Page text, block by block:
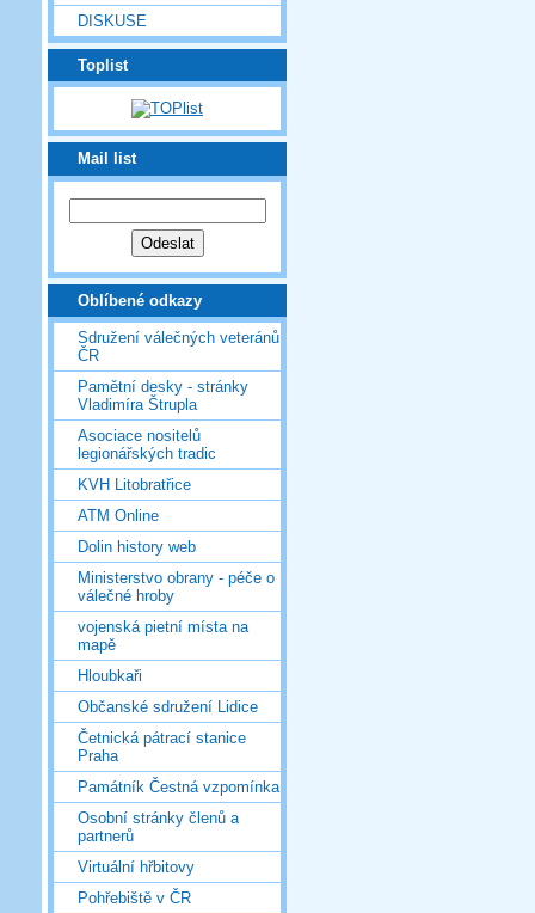
DISKUSE
Toplist
Mail list
Oblíbené odkazy
Sdružení válečných veteránů
ČR
Pamětní desky - stránky
Vladimíra Štrupla
Asociace nositelů
legionářských tradic
KVH Litobratřice
ATM Online
Dolin history web
Ministerstvo obrany - péče o
válečné hroby
vojenská pietní místa na
mapě
Hloubkaři
Občanské sdružení Lidice
Četnická pátrací stanice
Praha
Památník Čestná vzpomínka
Osobní stránky členů a
partnerů
Virtuální hřbitovy
Pohřebiště v ČR